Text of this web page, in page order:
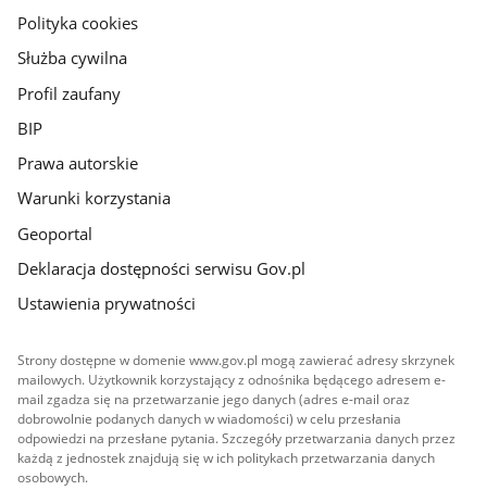
gov.pl
Polityka cookies
Służba cywilna
Profil zaufany
BIP
Prawa autorskie
Warunki korzystania
Geoportal
Deklaracja dostępności serwisu Gov.pl
Ustawienia prywatności
Strony dostępne w domenie www.gov.pl mogą zawierać adresy skrzynek
mailowych. Użytkownik korzystający z odnośnika będącego adresem e-
mail zgadza się na przetwarzanie jego danych (adres e-mail oraz
dobrowolnie podanych danych w wiadomości) w celu przesłania
odpowiedzi na przesłane pytania. Szczegóły przetwarzania danych przez
każdą z jednostek znajdują się w ich politykach przetwarzania danych
osobowych.